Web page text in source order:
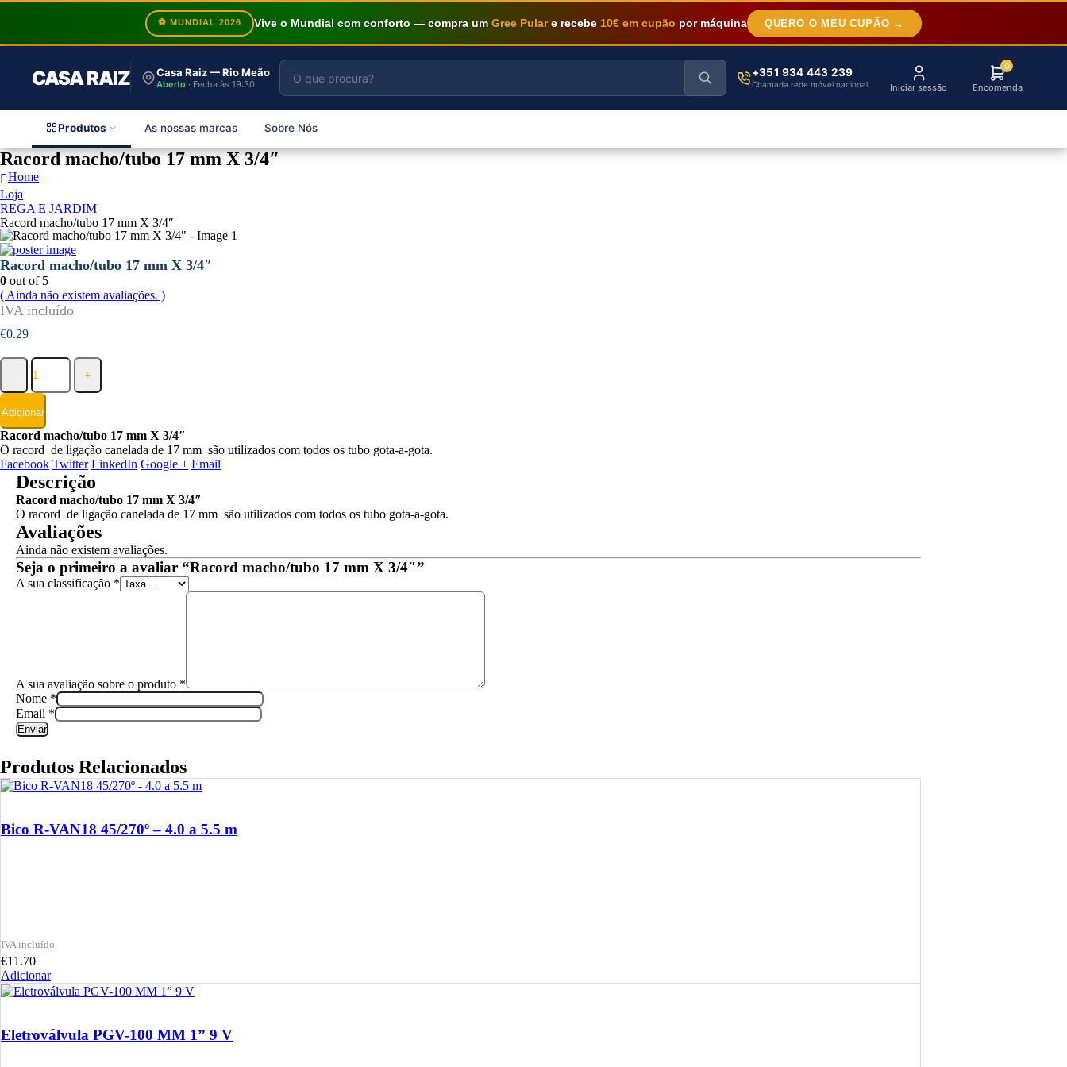
⚽ MUNDIAL 2026 Vive o Mundial com conforto — compra um Gree Pulare recebe 10€ em cupão por máquina QUERO O MEU CUPÃO →
CASA RAIZ Casa Raiz — Rio Meão
Aberto · Fecha às 19:30
+351 934 443 239
Chamada rede móvel nacional Iniciar sessão
0
Encomenda
Produtos As nossas marcas Sobre Nós
Racord macho/tubo 17 mm X 3/4″
Home
Loja
REGA E JARDIM
Racord macho/tubo 17 mm X 3/4″
Racord macho/tubo 17 mm X 3/4″
0 out of 5
( Ainda não existem avaliações. )
€0.29
- +
Adicionar
Racord macho/tubo 17 mm X 3/4″
O racord de ligação canelada de 17 mm são utilizados com todos os tubo gota-a-gota.
Facebook Twitter LinkedIn Google + Email
Descrição
Racord macho/tubo 17 mm X 3/4″
O racord de ligação canelada de 17 mm são utilizados com todos os tubo gota-a-gota.
Avaliações
Ainda não existem avaliações.
Seja o primeiro a avaliar “Racord macho/tubo 17 mm X 3/4″”
A sua classificação *
A sua avaliação sobre o produto *
Nome *
Email *
Produtos Relacionados
Bico R-VAN18 45/270º – 4.0 a 5.5 m
€11.70
Adicionar
Eletroválvula PGV-100 MM 1” 9 V